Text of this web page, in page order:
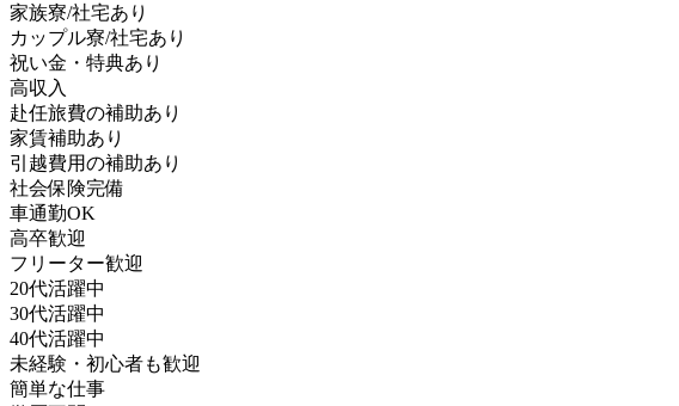
家族寮/社宅あり
カップル寮/社宅あり
祝い金・特典あり
高収入
赴任旅費の補助あり
家賃補助あり
引越費用の補助あり
社会保険完備
車通勤OK
高卒歓迎
フリーター歓迎
20代活躍中
30代活躍中
40代活躍中
未経験・初心者も歓迎
簡単な仕事